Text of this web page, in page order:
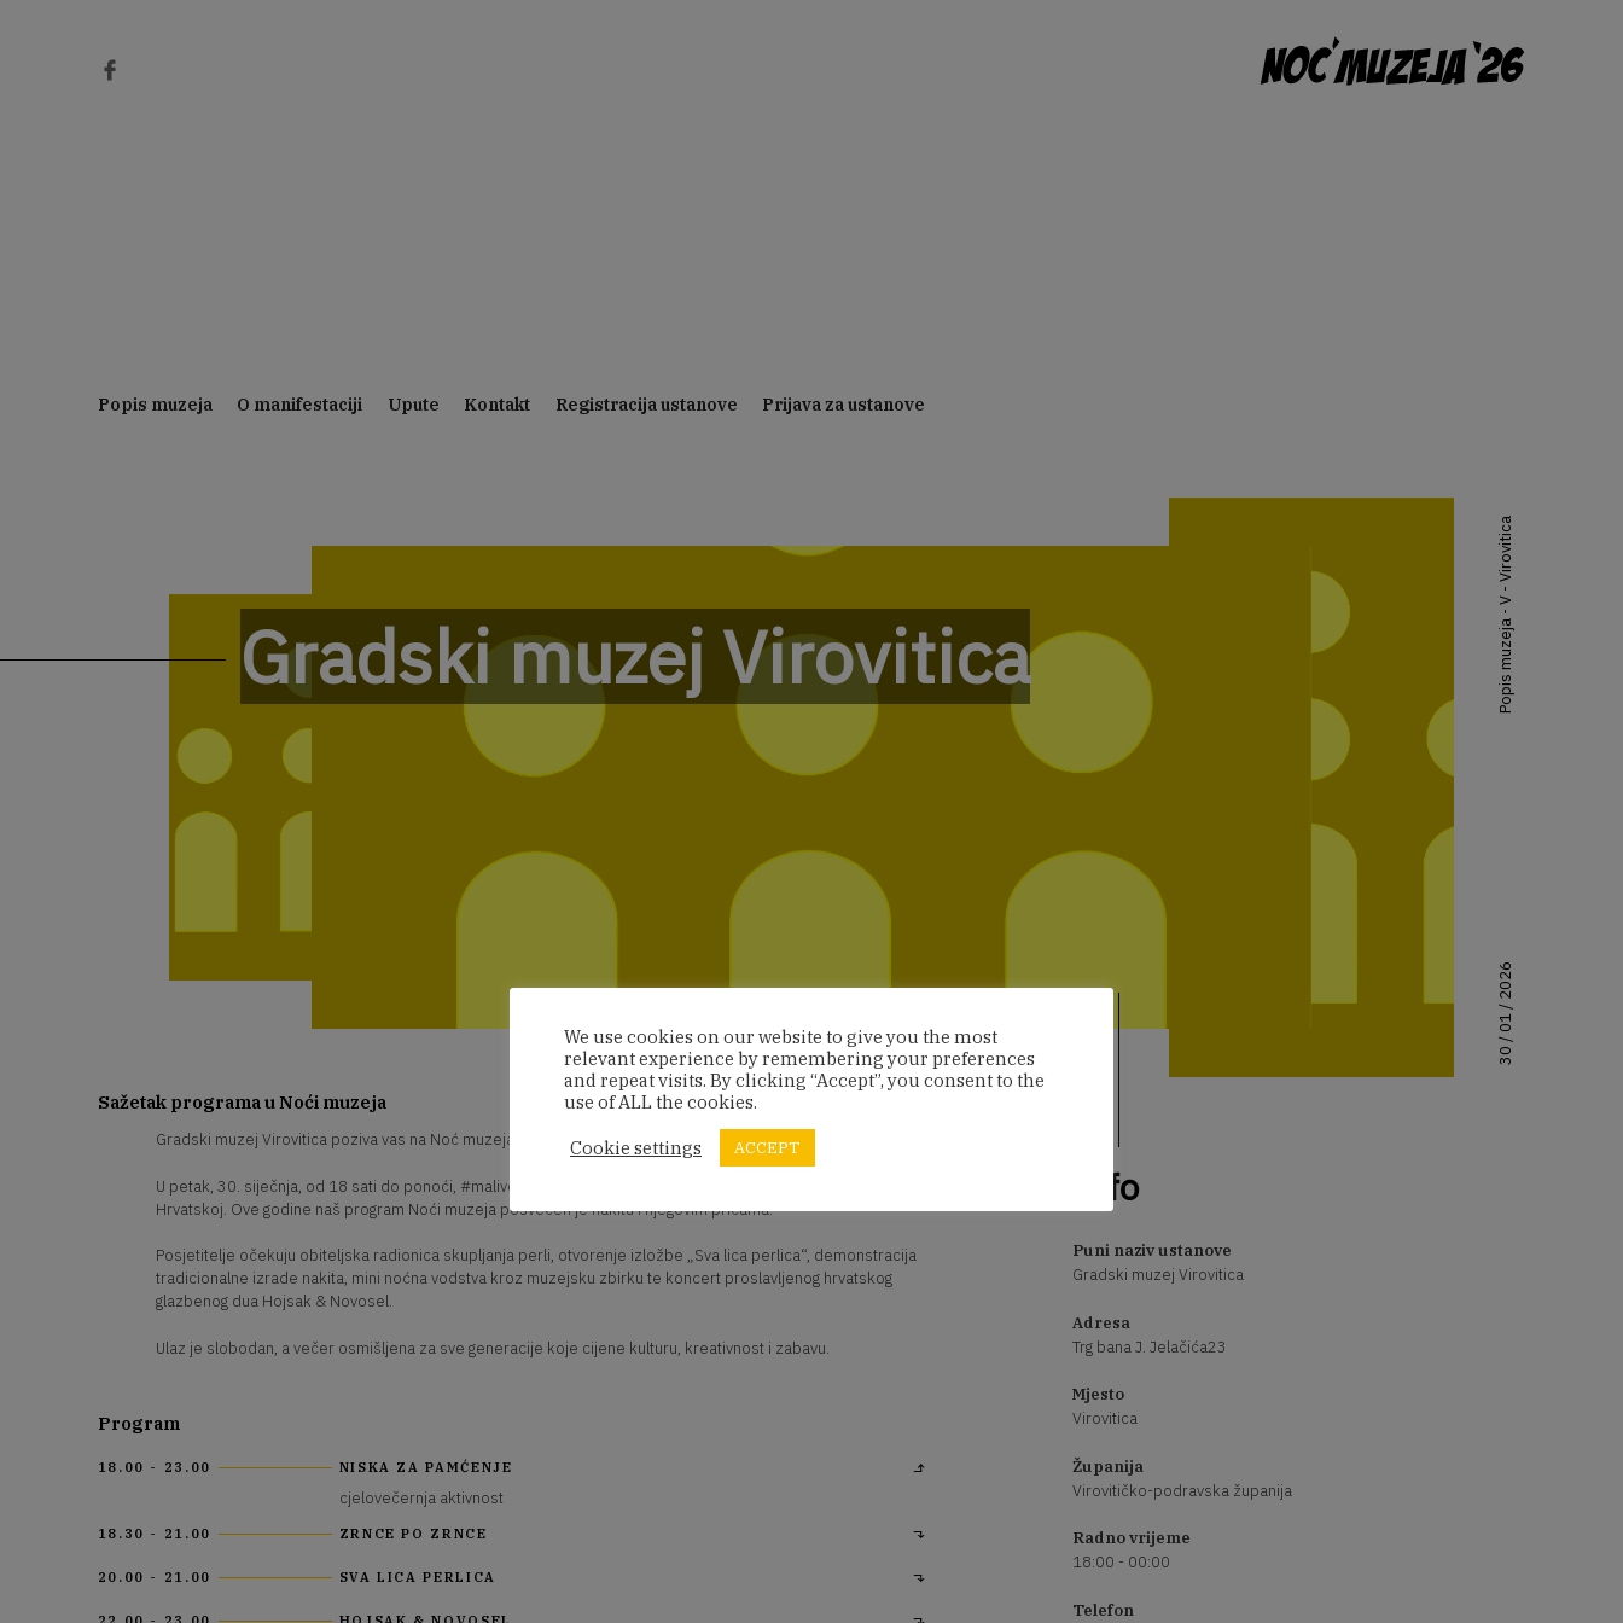
Popis muzeja O manifestaciji Upute Kontakt Registracija ustanove Prijava za ustanove
Gradski muzej Virovitica
30 / 01 / 2026
Popis muzeja - V - Virovitica
Sažetak programa u Noći muzeja
Gradski muzej Virovitica poziva vas na Noć muzeja 2026.!
U petak, 30. siječnja, od 18 sati do ponoći, #malivelikimuzej pridružuje se najvećoj muzejskoj manifestaciji u
Hrvatskoj. Ove godine naš program Noći muzeja posvećen je nakitu i njegovim pričama.
Posjetitelje očekuju obiteljska radionica skupljanja perli, otvorenje izložbe „Sva lica perlica“, demonstracija
tradicionalne izrade nakita, mini noćna vodstva kroz muzejsku zbirku te koncert proslavljenog hrvatskog
glazbenog dua Hojsak & Novosel.
Ulaz je slobodan, a večer osmišljena za sve generacije koje cijene kulturu, kreativnost i zabavu.
Program
18.00 - 23.00 NISKA ZA PAMĆENJE
cjelovečernja aktivnost
18.30 - 21.00 ZRNCE PO ZRNCE
20.00 - 21.00 SVA LICA PERLICA
Info
Puni naziv ustanove
Gradski muzej Virovitica
Adresa
Trg bana J. Jelačića23
Mjesto
Virovitica
Županija
Virovitičko-podravska županija
Radno vrijeme
18:00 - 00:00
Telefon
We use cookies on our website to give you the most
relevant experience by remembering your preferences
and repeat visits. By clicking “Accept”, you consent to the
use of ALL the cookies.
Cookie settings
ACCEPT